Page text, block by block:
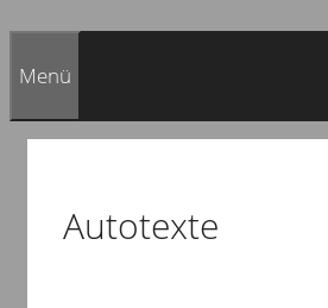
Menü
Autotexte